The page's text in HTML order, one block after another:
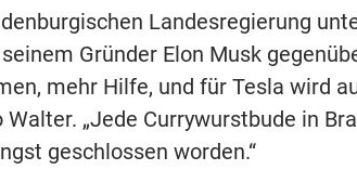
Landesregierung
Gründer Elon Musk
mehr Hilfe, und für Tesla wird
Walter. „Jede Currywurstbude in
geschlossen worden.“